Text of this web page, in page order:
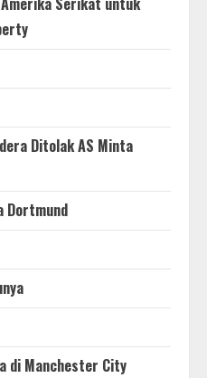
Ditolak AS Minta
Dortmund
di Manchester City